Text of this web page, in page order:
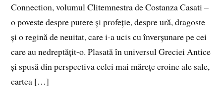
Connection, volumul Clitemnestra de Costanza Casati –
o poveste despre putere și profeție, despre ură, dragoste
și o regină de neuitat, care i-a ucis cu înverșunare pe cei
care au nedreptățit-o. Plasată în universul Greciei Antice
și spusă din perspectiva celei mai mărețe eroine ale sale,
cartea […]